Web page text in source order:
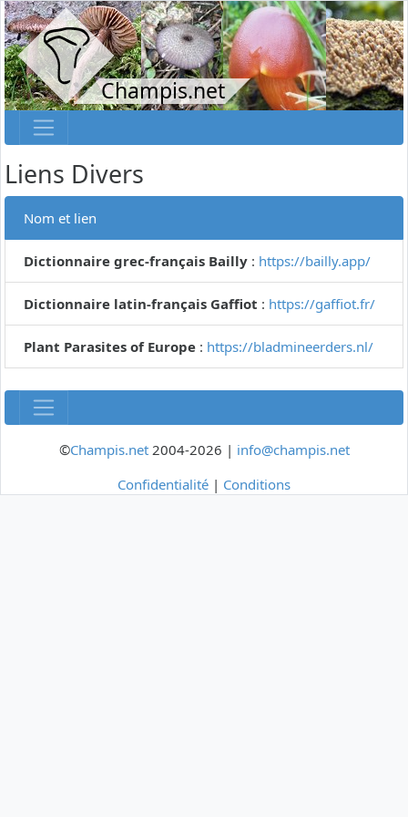
Champis.net
Liens Divers
Nom et lien
Dictionnaire grec-français Bailly : https://bailly.app/
Dictionnaire latin-français Gaffiot : https://gaffiot.fr/
Plant Parasites of Europe : https://bladmineerders.nl/
©Champis.net2004-2026 | info@champis.net
Confidentialité | Conditions